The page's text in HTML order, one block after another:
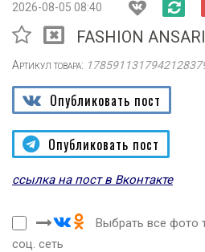
2026-08-05 08:40
FASHION
Артикул товара:
Опубликовать пост
Опубликовать пост
ссылка на пост в Вконтакте
Выбрать все фото
соц. сеть